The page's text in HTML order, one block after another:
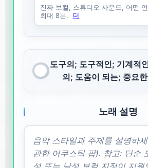
진짜 보컬, 스튜디오 사운드, 어떤
최대 8분.
더
도구의; 도구적인; 기계적
의; 도움이 되는; 중요
노래 설명